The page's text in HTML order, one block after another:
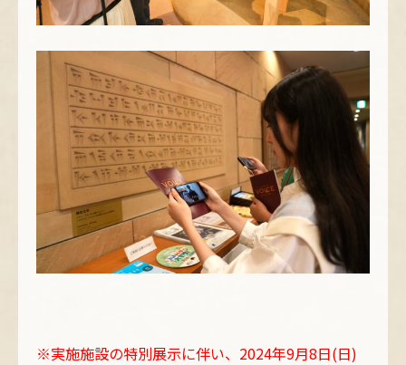
※実施施設の特別展示に伴い、2024年9月8日(日)